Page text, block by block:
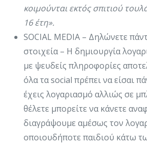
κοιμούνται εκτός σπιτιού
16 έτη».
SOCIAL MEDIA – Δηλώνετε
στοιχεία – Η δημιουργία
με ψευδείς πληροφορίες
όλα τα social πρέπει να είσαι
έχεις λογαριασμό αλλιώς σε
θέλετε μπορείτε να κάνετε
διαγράψουμε αμέσως τον
οποιουδήποτε παιδιού κάτω